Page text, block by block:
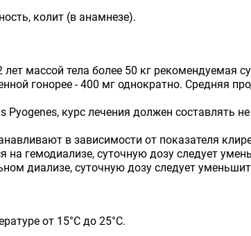
колит (в анамнезе).
массой тела более 50 кг рекомендуемая
гонорее - 400 мг однократно. Средняя
курс лечения должен составлять
в зависимости от показателя
гемодиализе, суточную дозу следует
диализе, суточную дозу следует
от 15°С до 25°С.